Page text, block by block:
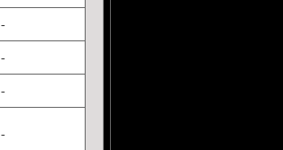
-
-
-
-